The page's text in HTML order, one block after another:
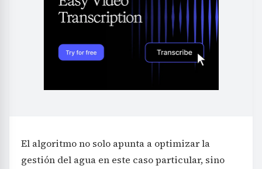
El algoritmo no solo apunta a optimizar la
gestión del agua en este caso particular, sino